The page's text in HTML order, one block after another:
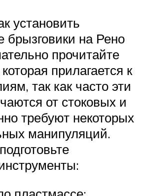
установить
брызговики на Рено
прочитайте
прилагается к
так как часто эти
от стоковых и
требуют некоторых
манипуляций.